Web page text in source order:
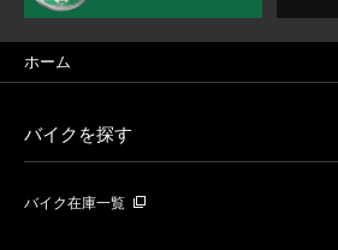
ホーム
バイクを探す
バイク在庫一覧